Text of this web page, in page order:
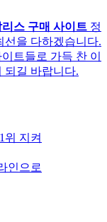
스 구매 사이트 정
선을 다하겠습니다.
트들로 가득 찬 이
되길 바랍니다.
위 지켜
인으로